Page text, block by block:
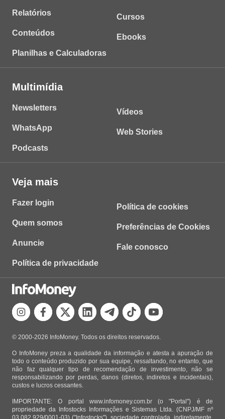
Relatórios
Conteúdos
Planilhas e Calculadoras
Cursos
Ebooks
Multimídia
Newsletters
WhatsApp
Podcasts
Vídeos
Web Stories
Veja mais
Fazer login
Quem somos
Anuncie
Política de privacidade
Política de cookies
Preferências de Cookies
Fale conosco
© 2000-2026 InfoMoney. Todos os direitos reservados.
O InfoMoney preza a qualidade da informação e atesta a apuração de
todo o conteúdo produzido por sua equipe, ressaltando, no entanto, que
não faz qualquer tipo de recomendação de investimento, não se
responsabilizando por perdas, danos (diretos, indiretos e incidentais),
custos e lucros cessantes.
IMPORTANTE: O portal www.infomoney.com.br (o "Portal") é de
propriedade da Infostocks Informações e Sistemas Ltda. (CNPJ/MF nº
03.082.929/0001-03) ("Infostocks"), sociedade controlada, indiretamente,